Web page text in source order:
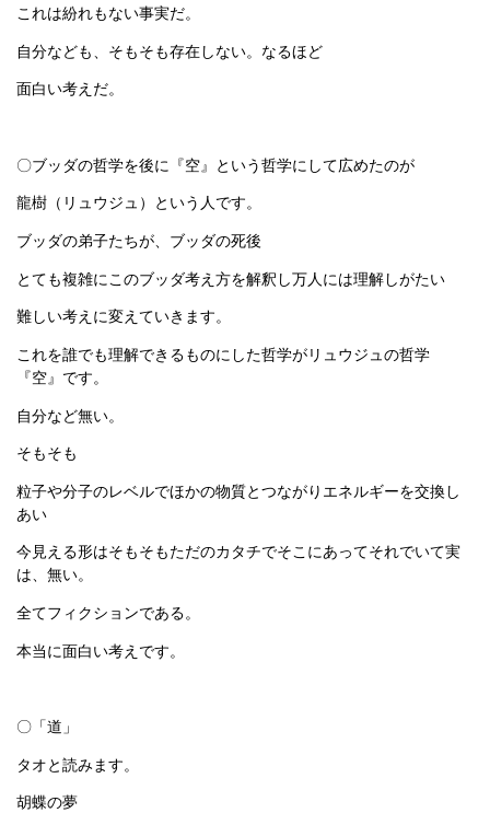
これは紛れもない事実だ。
自分なども、そもそも存在しない。なるほど
面白い考えだ。
〇ブッダの哲学を後に『空』という哲学にして広めたのが
龍樹（リュウジュ）という人です。
ブッダの弟子たちが、ブッダの死後
とても複雑にこのブッダ考え方を解釈し万人には理解しがたい
難しい考えに変えていきます。
これを誰でも理解できるものにした哲学がリュウジュの哲学
『空』です。
自分など無い。
そもそも
粒子や分子のレベルでほかの物質とつながりエネルギーを交換し
あい
今見える形はそもそもただのカタチでそこにあってそれでいて実
は、無い。
全てフィクションである。
本当に面白い考えです。
〇「道」
タオと読みます。
胡蝶の夢